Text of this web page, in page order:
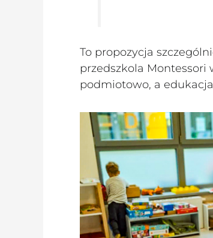
To propozycja
przedszkola
podmiotowo, a